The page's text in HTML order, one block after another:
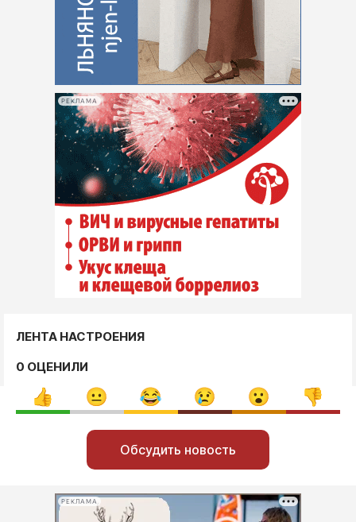
РЕКЛАМА
ЛЕНТА НАСТРОЕНИЯ
0 ОЦЕНИЛИ
Обсудить новость
РЕКЛАМА